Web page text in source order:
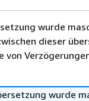
wurde
dieser
von
wurde